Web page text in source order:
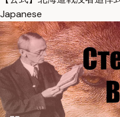
Japanese